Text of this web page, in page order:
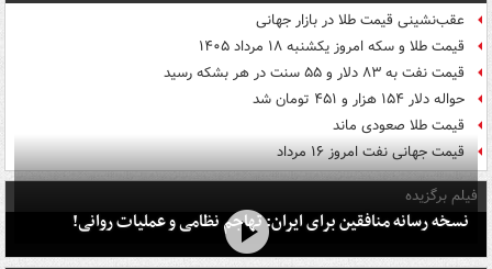
عقب‌نشینی قیمت طلا در بازار جهانی
قیمت طلا و سکه امروز یکشنبه ۱۸ مرداد ۱۴۰۵
قیمت نفت به ۸۳ دلار و ۵۵ سنت در هر بشکه رسید
حواله دلار ۱۵۴ هزار و ۴۵۱ تومان شد
قیمت طلا صعودی ماند
قیمت جهانی نفت امروز ۱۶ مرداد
فیلم برگزیده
نسخه رسانه منافقین برای ایران: تهاجم نظامی و عملیات روانی!